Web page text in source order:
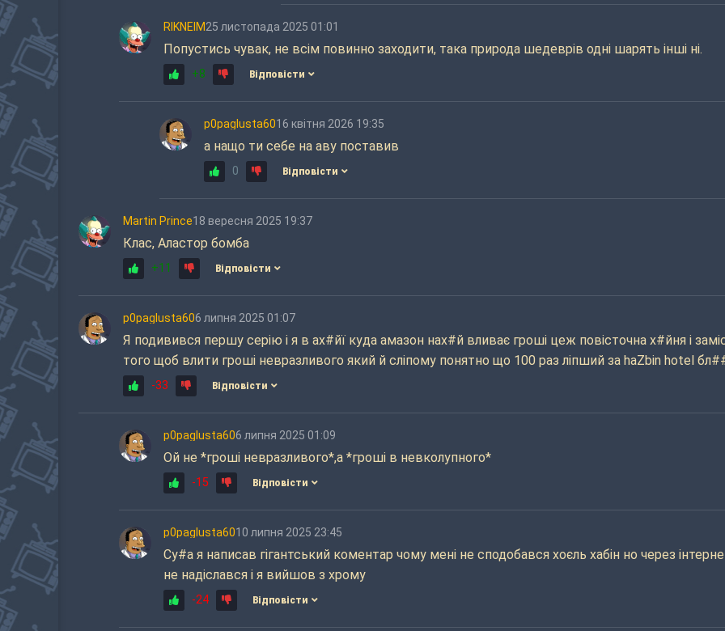
RIKNEIM25 листопада 2025 01:01
Попустись чувак, не всім повинно заходити, така природа шедеврів одні шарять інші ні.
+8 Відповісти
p0paglusta6016 квітня 2026 19:35
а нащо ти себе на аву поставив
0 Відповісти
Martin Prince18 вересня 2025 19:37
Клас, Аластор бомба
+11 Відповісти
p0paglusta606 липня 2025 01:07
Я подивився першу серію і я в ах#йї куда амазон нах#й вливає гроші цеж повісточна х#йня і
того щоб влити гроші невразливого який й сліпому понятно що 100 раз ліпший за haZbin hotel
-33 Відповісти
p0paglusta606 липня 2025 01:09
Ой не *гроші невразливого*,а *гроші в невколупного*
-15 Відповісти
p0paglusta6010 липня 2025 23:45
Су#а я написав гігантський коментар чому мені не сподобався хоєль хабін но через
не надіслався і я вийшов з хрому
-24 Відповісти